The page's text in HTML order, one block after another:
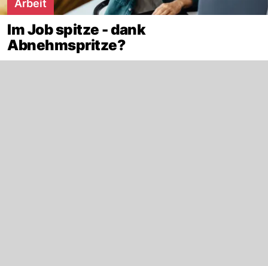
Arbeit
Im Job spitze - dank
Abnehmspritze?